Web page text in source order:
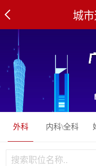
城
外科 内科\全科